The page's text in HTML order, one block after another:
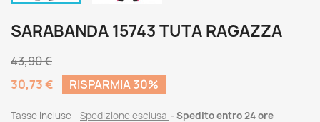
SARABANDA 15743 TUTA RAGAZZA
43,90 €
30,73 €
RISPARMIA 30%
Tasse incluse Spedizione esclusa Spedito entro 24 ore